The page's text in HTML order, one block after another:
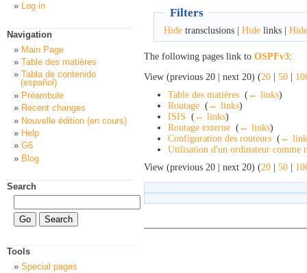
Filters
Hidetransclusions | Hidelinks | Hide
The following pages link to OSPFv3:
View (previous 20 | next 20) (20 | 50 |
Table des matières ( ← links)
Routage ( ← links)
ISIS ( ← links)
Routage externe ( ← links)
Configuration des routeurs ( ←
Utilisation d'un ordinateur comme
View (previous 20 | next 20) (20 | 50 |
Log in
Navigation
Main Page
Table des matières
Tabla de contenido
(español)
Préambule
Recent changes
Nouvelle édition (en cours)
Help
G6
Blog
Search
Tools
Special pages